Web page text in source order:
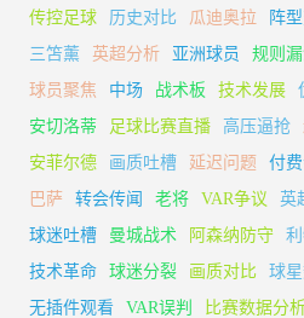
传控足球
历史对比 瓜迪奥拉 阵
三笘薰
英超分析 亚洲球员 规则漏
球员聚焦
中场 战术板 技术发展
安切洛蒂
足球比赛直播 高压逼抢
安菲尔德
画质吐槽 延迟问题 付
巴萨
转会传闻 老将 VAR争议 英
球迷吐槽
曼城战术 阿森纳防守
技术革命
球迷分裂 画质对比 球
无插件观看
VAR误判 比赛数据分